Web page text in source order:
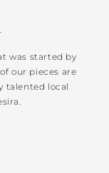
was started by
our pieces are
talented local